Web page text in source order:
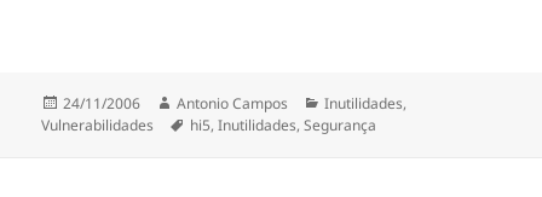
gratuitamente e inclusive
fornecem o código html para
Publicado
a
24/11/2006 Autor
Antonio Campos Categorias
Inutilidades,
Vulnerabilidades
Etiquetas
hi5,Inutilidades,Segurança